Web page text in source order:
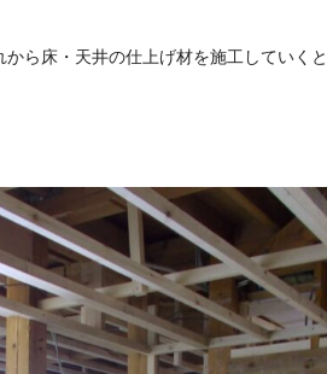
ら床・天井の仕上げ材を施工していく